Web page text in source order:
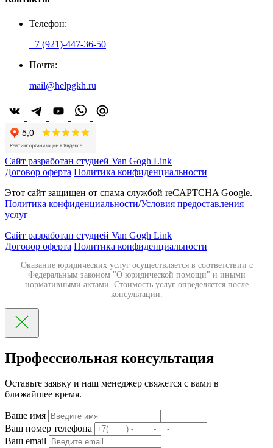
Телефон:
+7 (921)-447-36-50
Почта:
mail@helpgkh.ru
Сайт разработан студией Van Gogh Link
Договор оферта Политика конфиденциальности
Этот сайт защищен от спама службой reCAPTCHA Google.
Политика конфиденциальности/Условия предоставления
услуг
Сайт разработан студией Van Gogh Link
Договор оферта Политика конфиденциальности
Оказание юридических услуг осуществляется в соответствии с
Федеральным законом "О юридической помощи" и иными
нормативными актами. Стоимость услуг определяется после
консультации.
Профессиольная консультация
Оставьте заявку и наш менеджер свяжется с вами в
ближайшее время.
Ваше имя
Ваш номер телефона
Ваш email